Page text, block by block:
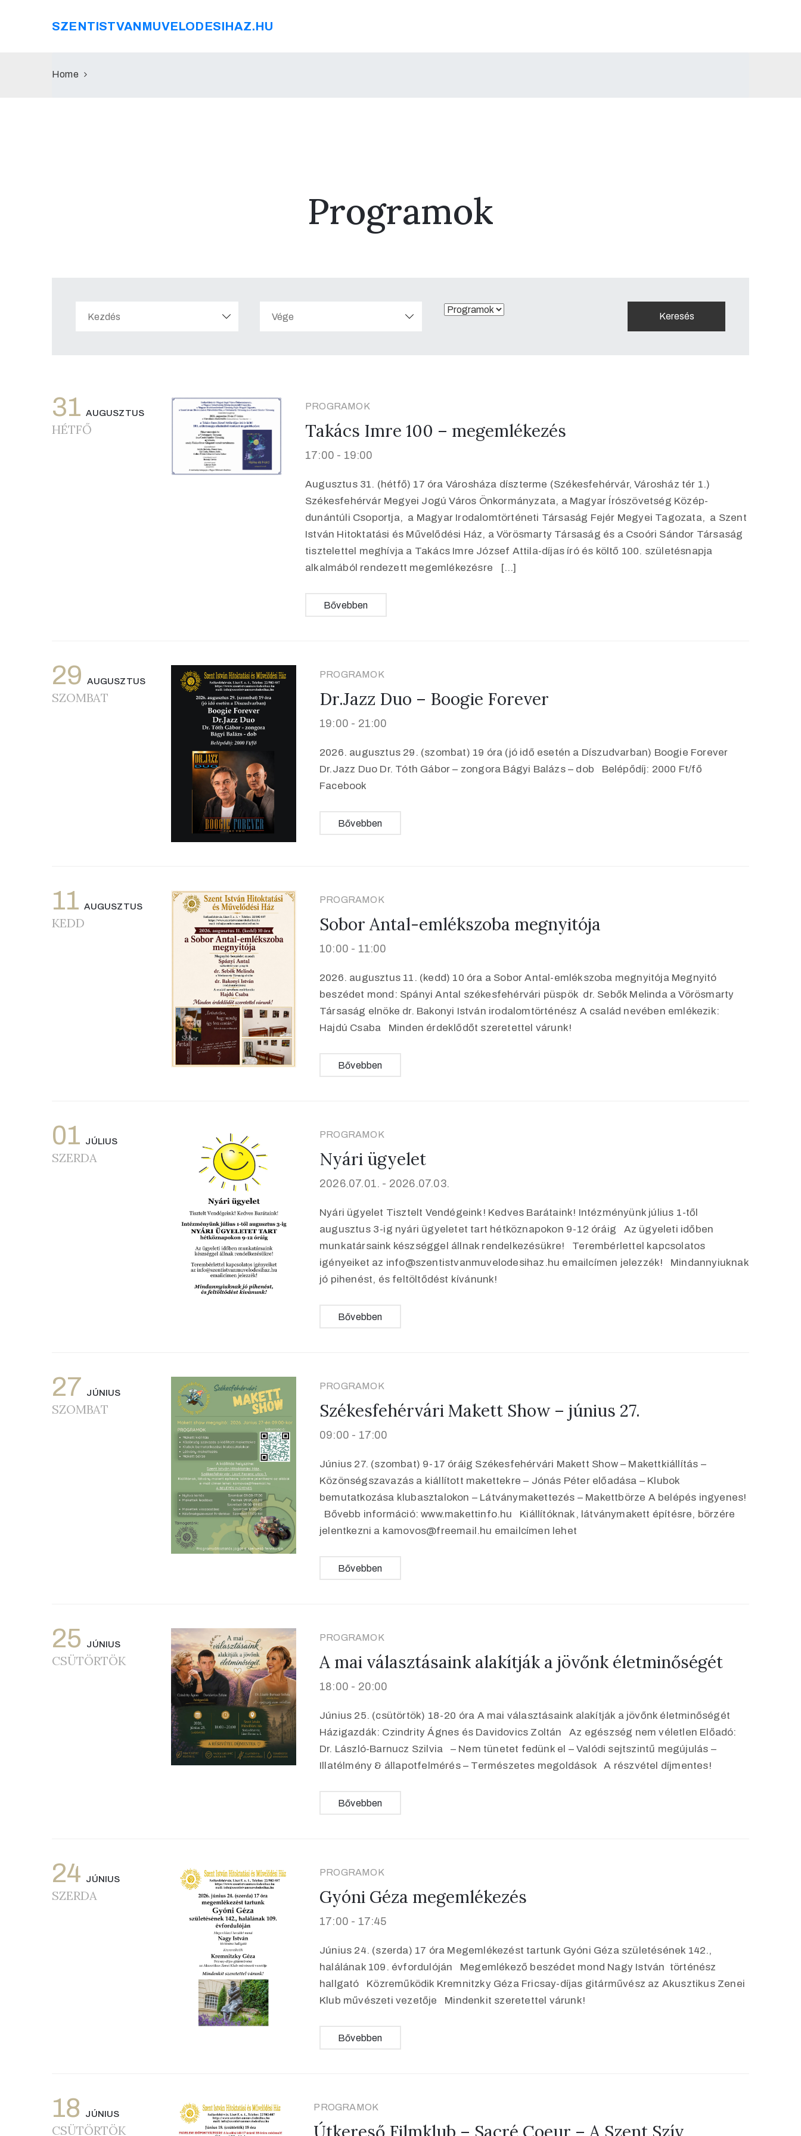
SZENTISTVANMUVELODESIHAZ.HU
Home
Programok
31 AUGUSZTUS
HÉTFŐ
PROGRAMOK
Takács Imre 100 – megemlékezés
17:00 - 19:00
Augusztus 31. (hétfő) 17 óra Városháza díszterme (Székesfehérvár, Városház tér 1.)
Székesfehérvár Megyei Jogú Város Önkormányzata, a Magyar Írószövetség Közép-
dunántúli Csoportja, a Magyar Irodalomtörténeti Társaság Fejér Megyei Tagozata, a Szent
István Hitoktatási és Művelődési Ház, a Vörösmarty Társaság és a Csoóri Sándor Társaság
tisztelettel meghívja a Takács Imre József Attila-díjas író és költő 100. születésnapja
alkalmából rendezett megemlékezésre […]
Bővebben
29 AUGUSZTUS
SZOMBAT
PROGRAMOK
Dr.Jazz Duo – Boogie Forever
19:00 - 21:00
2026. augusztus 29. (szombat) 19 óra (jó idő esetén a Díszudvarban) Boogie Forever
Dr.Jazz Duo Dr. Tóth Gábor – zongora Bágyi Balázs – dob Belépődíj: 2000 Ft/fő
Facebook
Bővebben
11 AUGUSZTUS
KEDD
PROGRAMOK
Sobor Antal-emlékszoba megnyitója
10:00 - 11:00
2026. augusztus 11. (kedd) 10 óra a Sobor Antal-emlékszoba megnyitója Megnyitó
beszédet mond: Spányi Antal székesfehérvári püspök dr. Sebők Melinda a Vörösmarty
Társaság elnöke dr. Bakonyi István irodalomtörténész A család nevében emlékezik:
Hajdú Csaba Minden érdeklődőt szeretettel várunk!
Bővebben
01 JÚLIUS
SZERDA
PROGRAMOK
Nyári ügyelet
2026.07.01. - 2026.07.03.
Nyári ügyelet Tisztelt Vendégeink! Kedves Barátaink! Intézményünk július 1-től
augusztus 3-ig nyári ügyeletet tart hétköznapokon 9-12 óráig Az ügyeleti időben
munkatársaink készséggel állnak rendelkezésükre! Terembérlettel kapcsolatos
igényeiket az info@szentistvanmuvelodesihaz.hu emailcímen jelezzék! Mindannyiuknak
jó pihenést, és feltöltődést kívánunk!
Bővebben
27 JÚNIUS
SZOMBAT
PROGRAMOK
Székesfehérvári Makett Show – június 27.
09:00 - 17:00
Június 27. (szombat) 9-17 óráig Székesfehérvári Makett Show – Makettkiállítás –
Közönségszavazás a kiállított makettekre – Jónás Péter előadása – Klubok
bemutatkozása klubasztalokon – Látványmakettezés – Makettbörze A belépés ingyenes!
Bővebb információ: www.makettinfo.hu Kiállítóknak, látványmakett építésre, börzére
jelentkezni a kamovos@freemail.hu emailcímen lehet
Bővebben
25 JÚNIUS
CSÜTÖRTÖK
PROGRAMOK
A mai választásaink alakítják a jövőnk életminőségét
18:00 - 20:00
Június 25. (csütörtök) 18-20 óra A mai választásaink alakítják a jövőnk életminőségét
Házigazdák: Czindrity Ágnes és Davidovics Zoltán Az egészség nem véletlen Előadó:
Dr. László-Barnucz Szilvia – Nem tünetet fedünk el – Valódi sejtszintű megújulás –
Illatélmény & állapotfelmérés – Természetes megoldások A részvétel díjmentes!
Bővebben
24 JÚNIUS
SZERDA
PROGRAMOK
Gyóni Géza megemlékezés
17:00 - 17:45
Június 24. (szerda) 17 óra Megemlékezést tartunk Gyóni Géza születésének 142.,
halálának 109. évfordulóján Megemlékező beszédet mond Nagy István történész
hallgató Közreműködik Kremnitzky Géza Fricsay-díjas gitárművész az Akusztikus Zenei
Klub művészeti vezetője Mindenkit szeretettel várunk!
Bővebben
18 JÚNIUS
CSÜTÖRTÖK
PROGRAMOK